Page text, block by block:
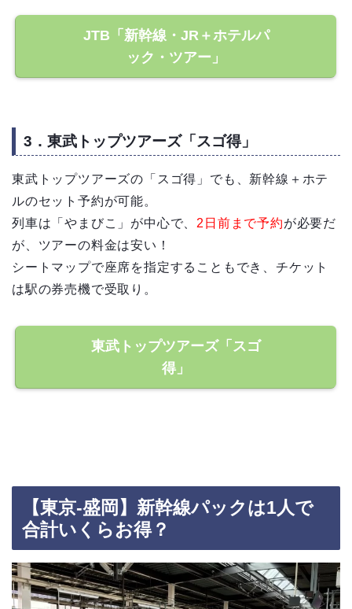
JTB「新幹線・JR＋ホテルパ
ック・ツアー」
3．東武トップツアーズ「スゴ得」
東武トップツアーズの「スゴ得」でも、新幹線＋ホテ
ルのセット予約が可能。
列車は「やまびこ」が中心で、 2日前まで予約が必要だ
が、ツアーの料金は安い！
シートマップで座席を指定することもでき、チケット
は駅の券売機で受取り。
東武トップツアーズ「スゴ
得」
【東京-盛岡】新幹線パックは1人で
合計いくらお得？